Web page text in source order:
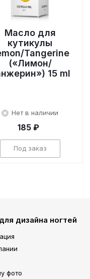
Масло для
кутикулы
Tangerine
(«Лимон/
15 ml
Нет в наличии
185 ₽
Под заказ
дизайна ногтей
фото